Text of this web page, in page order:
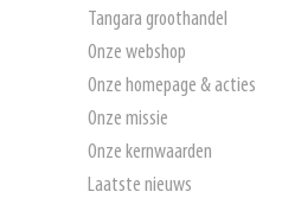
Tangara groothandel
Onze webshop
Onze homepage & acties
Onze missie
Onze kernwaarden
Laatste nieuws